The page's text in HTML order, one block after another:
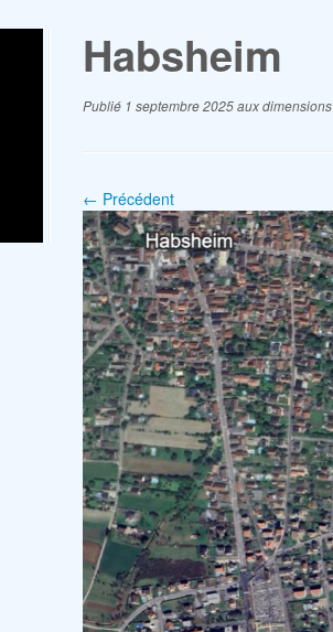
Habsheim
Publié 1 septembre 2025aux dimensions
← Précédent